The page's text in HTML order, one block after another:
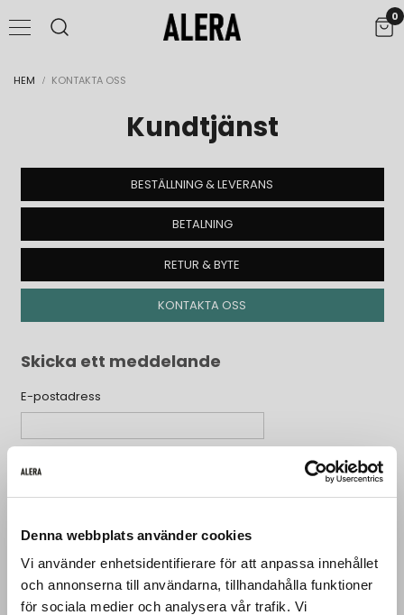
Denna webbplats använder cookies
Vi använder enhetsidentifierare för att anpassa innehållet
och annonserna till användarna, tillhandahålla funktioner
för sociala medier och analysera vår trafik. Vi
0
UPPTÄCK FLX.UP® CONTOUR
Shaping Revolutionized
HEM KONTAKTA OSS
Kundtjänst
BESTÄLLNING & LEVERANS
BETALNING
RETUR & BYTE
KONTAKTA OSS
Skicka ett meddelande
E-postadress
Bifoga en fil
Bifoga en fil